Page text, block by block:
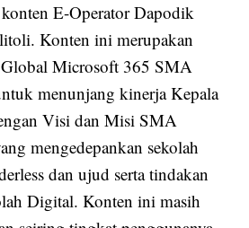
E-Operator Dapodik
Konten ini merupakan
Microsoft 365 SMA
menunjang kinerja Kepala
Visi dan Misi SMA
mengedepankan sekolah
dan ujud serta tindakan
Digital. Konten ini masih